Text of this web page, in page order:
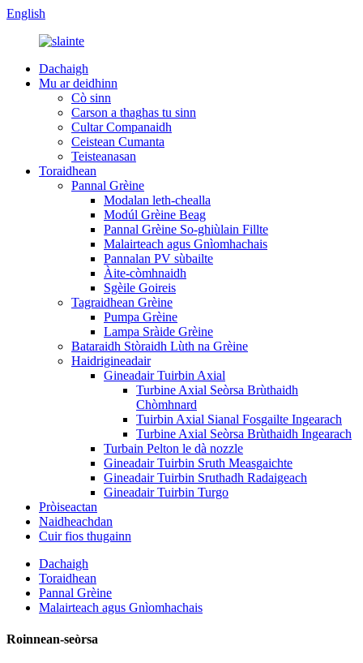
English
Dachaigh
Mu ar deidhinn
Cò sinn
Carson a thaghas tu sinn
Cultar Companaidh
Ceistean Cumanta
Teisteanasan
Toraidhean
Pannal Grèine
Modalan leth-chealla
Modúl Grèine Beag
Pannal Grèine So-ghiùlain Fillte
Malairteach agus Gnìomhachais
Pannalan PV sùbailte
Àite-còmhnaidh
Sgèile Goireis
Tagraidhean Grèine
Pumpa Grèine
Lampa Sràide Grèine
Bataraidh Stòraidh Lùth na Grèine
Haidrigineadair
Gineadair Tuirbin Axial
Turbine Axial Seòrsa Brùthaidh
Chòmhnard
Tuirbin Axial Sianal Fosgailte Ingearach
Turbine Axial Seòrsa Brùthaidh Ingearach
Turbain Pelton le dà nozzle
Gineadair Tuirbin Sruth Measgaichte
Gineadair Tuirbin Sruthadh Radaigeach
Gineadair Tuirbin Turgo
Pròiseactan
Naidheachdan
Cuir fios thugainn
Dachaigh
Toraidhean
Pannal Grèine
Malairteach agus Gnìomhachais
Roinnean-seòrsa